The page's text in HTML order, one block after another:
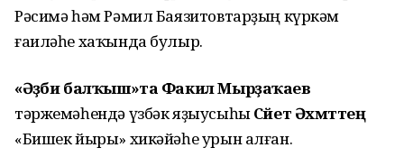
Рәсимә һәм Рәмил Баязитовтарҙың күркәм
ғаиләһе хаҡында булыр.
«Әҙәби балҡыш»та Факил Мырҙаҡаев
тәржемәһендә үзбәк яҙыусыһыСәйет Әхмәттең
«Бишек йыры» хикәйәһе урын алған.